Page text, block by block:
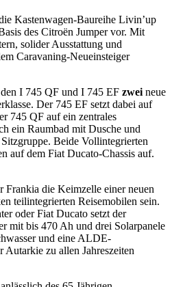
Kastenwagen-Baureihe Livin’up
des Citroën Jumper vor. Mit
solider Ausstattung und
Caravaning-Neueinsteiger
I 745 QF und I 745 EF zwei neue
Der 745 EF setzt dabei auf
745 QF auf ein zentrales
ein Raumbad mit Dusche und
Beide Vollintegrierten
auf dem Fiat Ducato-Chassis auf.
die Keimzelle einer neuen
teilintegrierten Reisemobilen sein.
oder Fiat Ducato setzt der
mit bis 470 Ah und drei Solarpanele
und eine ALDE-
Autarkie zu allen Jahreszeiten